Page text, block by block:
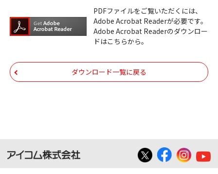
ダウンロードした取扱説明書は、複製、賃
貸、改変、公衆送信、または公衆送信可能
化することはできません。
いは無償を問わず、第三者に譲渡あるいは
使用させる事ができません。
ダウンロードした取扱説明書等に使用され
PDFファイルをご覧いただくには、
Adobe Acrobat Readerが必要です。
Adobe Acrobat Readerのダウンロー
ドはこちらから。
ダウンロード一覧に戻る